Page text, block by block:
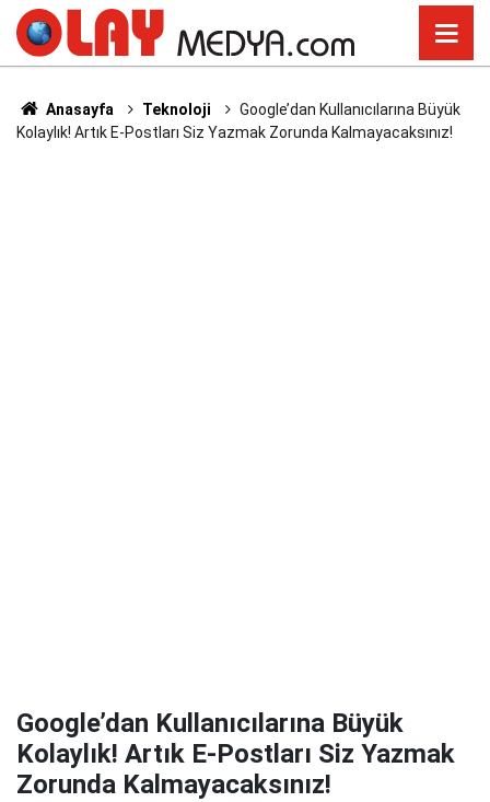
Anasayfa Teknoloji
Google’dan Kullanıcılarına Büyük
Kolaylık! Artık E-Postları Siz Yazmak Zorunda Kalmayacaksınız!
Google’dan Kullanıcılarına Büyük
Kolaylık! Artık E-Postları Siz Yazmak
Zorunda Kalmayacaksınız!